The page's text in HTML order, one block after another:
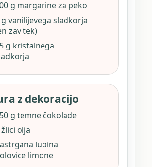
g margarine za peko
g vanilijevega sladkorja
zavitek)
g kristalnega
z dekoracijo
g temne čokolade
olja
lupina
limone